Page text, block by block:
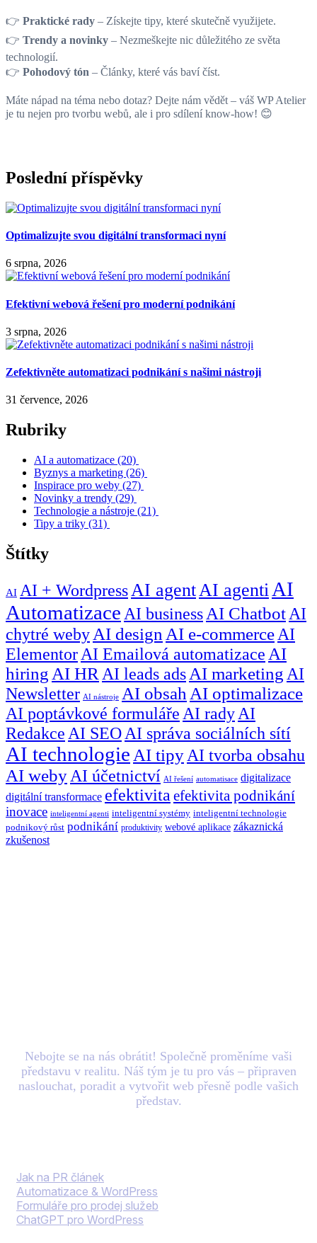
👉 Praktické rady – Získejte tipy, které skutečně využijete.
👉 Trendy a novinky – Nezmeškejte nic důležitého ze světa
technologií.
👉 Pohodový tón – Články, které vás baví číst.
Máte nápad na téma nebo dotaz? Dejte nám vědět – váš WP Atelier
je tu nejen pro tvorbu webů, ale i pro sdílení know-how! 😊
Poslední příspěvky
Optimalizujte svou digitální transformaci nyní
6 srpna, 2026
Efektivní webová řešení pro moderní podnikání
3 srpna, 2026
Zefektivněte automatizaci podnikání s našimi nástroji
31 července, 2026
Rubriky
AI a automatizace (20)
Byznys a marketing (26)
Inspirace pro weby (27)
Novinky a trendy (29)
Technologie a nástroje (21)
Tipy a triky (31)
Štítky
AI AI + WordpressAI agentAI agenti AI
Automatizace AI business AI Chatbot AI
chytré weby AI design AI e-commerce AI
Elementor AI Emailová automatizace AI
hiring AI HR AI leads ads AI marketing AI
Newsletter AI nástroje AI obsah AI optimalizace
AI poptávkové formuláře AI rady AI
Redakce AI SEO AI správa sociálních sítí
AI technologie AI tipy AI tvorba obsahu
AI weby AI účetnictví AI řešení automatisace digitalizace
digitální transformace efektivita efektivita podnikání
inovace inteligentní agenti inteligentní systémy inteligentní technologie
podnikový růst podnikání produktivity webové aplikace zákaznická
zkušenost
Nebojte se na nás obrátit! Společně proměníme vaši
představu v realitu. Náš tým je tu pro vás – připraven
naslouchat, poradit a vytvořit web přesně podle vašich
představ.
Jak na PR článek
Automatizace & WordPress
Formuláře pro prodej služeb
ChatGPT pro WordPress